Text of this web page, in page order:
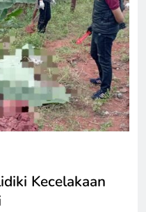
Kecelakaan